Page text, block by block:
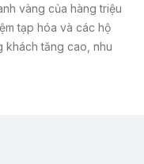
vàng của hàng triệu
tạp hóa và các hộ
khách tăng cao, nhu